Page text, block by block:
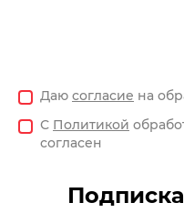
Даю согласие на
С Политикой
согласен